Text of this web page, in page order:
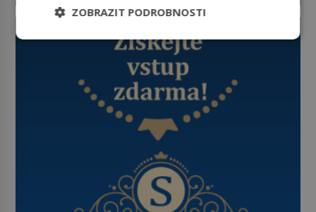
ZOBRAZIT PODROBNOSTI